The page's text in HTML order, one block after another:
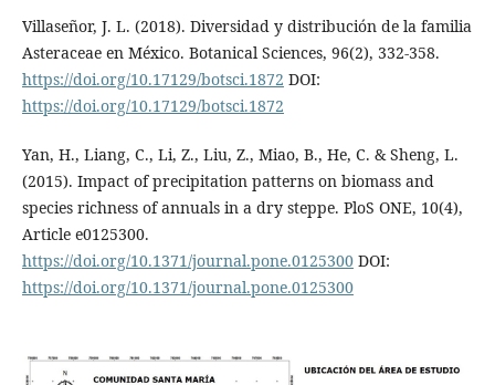
Villaseñor, J. L. (2018). Diversidad y distribución de la familia
Asteraceae en México. Botanical Sciences, 96(2), 332-358.
https://doi.org/10.17129/botsci.1872 DOI:
https://doi.org/10.17129/botsci.1872
Yan, H., Liang, C., Li, Z., Liu, Z., Miao, B., He, C. & Sheng, L.
(2015). Impact of precipitation patterns on biomass and
species richness of annuals in a dry steppe. PloS ONE, 10(4),
Article e0125300.
https://doi.org/10.1371/journal.pone.0125300DOI:
https://doi.org/10.1371/journal.pone.0125300